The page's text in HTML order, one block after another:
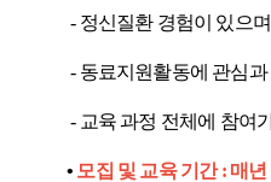
- 정신질환 경험이 있으
- 동료지원활동에 관심
- 교육 과정 전체에 참여
• 모집 및 교육 기간: 매년